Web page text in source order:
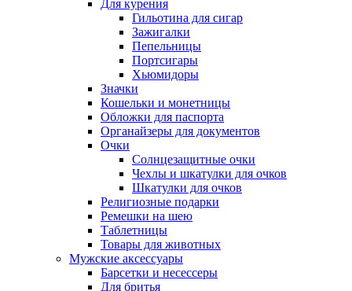
Для курения
Гильотина для сигар
Зажигалки
Пепельницы
Портсигары
Хьюмидоры
Значки
Кошельки и монетницы
Обложки для паспорта
Органайзеры для документов
Очки
Солнцезащитные очки
Чехлы и шкатулки для очков
Шкатулки для очков
Религиозные подарки
Ремешки на шею
Таблетницы
Товары для животных
Мужские аксессуары
Барсетки и несессеры
Для бритья